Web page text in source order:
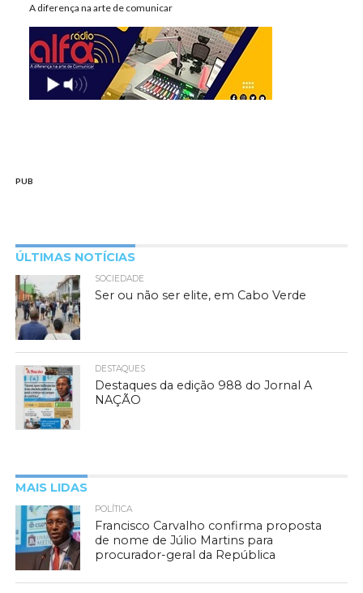
A diferença na arte de comunicar
PUB
ÚLTIMAS NOTÍCIAS
SOCIEDADE
Ser ou não ser elite, em Cabo Verde
DESTAQUES
Destaques da edição 988 do Jornal A
NAÇÃO
MAIS LIDAS
POLÍTICA
Francisco Carvalho confirma proposta
de nome de Júlio Martins para
procurador-geral da República